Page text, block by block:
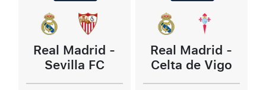
Real Madrid -
Sevilla FC
Real Madrid -
Celta de Vigo